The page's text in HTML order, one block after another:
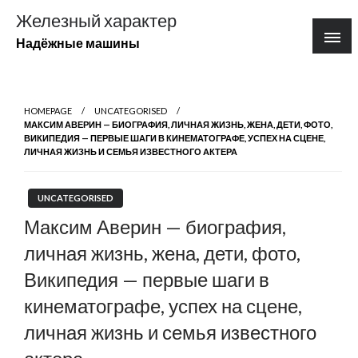
содержимому
Железный характер
Надёжные машины
HOMEPAGE
UNCATEGORISED
МАКСИМ АВЕРИН — БИОГРАФИЯ, ЛИЧНАЯ ЖИЗНЬ, ЖЕНА, ДЕТИ, ФОТО,
ВИКИПЕДИЯ — ПЕРВЫЕ ШАГИ В КИНЕМАТОГРАФЕ, УСПЕХ НА СЦЕНЕ,
ЛИЧНАЯ ЖИЗНЬ И СЕМЬЯ ИЗВЕСТНОГО АКТЕРА
UNCATEGORISED
Максим Аверин — биография,
личная жизнь, жена, дети, фото,
Википедия — первые шаги в
кинематографе, успех на сцене,
личная жизнь и семья известного